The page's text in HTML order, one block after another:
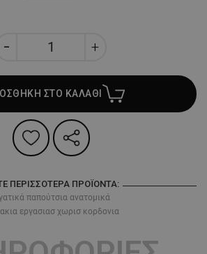
ΣΤΟ ΚΑΛΑΘΙ
ΠΕΡΙΣΣΌΤΕΡΑ ΠΡΟΪΌΝΤΑ:
παπούτσια ανατομικά
εργασιασ χωρισ κορδονια